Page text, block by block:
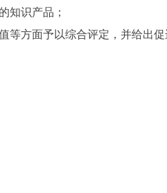
识产品；
方面予以综合评定，并给出促